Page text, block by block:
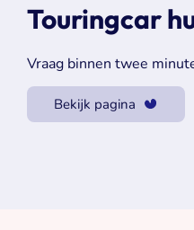
Touringcar
Vraag binnen twee
Bekijk pagina